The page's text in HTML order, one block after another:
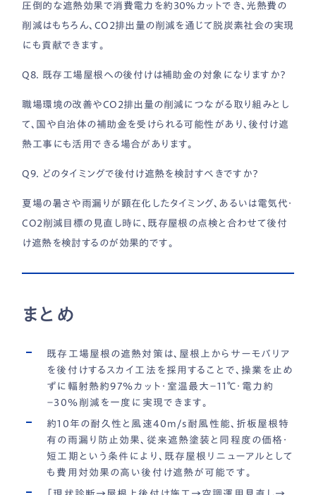
圧倒的な遮熱効果で消費電力を約30％カットでき、光熱費の
削減はもちろん、CO2排出量の削減を通じて脱炭素社会の実現
にも貢献できます。
Q8. 既存工場屋根への後付けは補助金の対象になりますか？
職場環境の改善やCO2排出量の削減につながる取り組みとし
て、国や自治体の補助金を受けられる可能性があり、後付け遮
熱工事にも活用できる場合があります。
Q9. どのタイミングで後付け遮熱を検討すべきですか？
夏場の暑さや雨漏りが顕在化したタイミング、あるいは電気代・
CO2削減目標の見直し時に、既存屋根の点検と合わせて後付
け遮熱を検討するのが効果的です。
まとめ
既存工場屋根の遮熱対策は、屋根上からサーモバリア
を後付けするスカイ工法を採用することで、操業を止め
ずに輻射熱約97％カット・室温最大−11℃・電力約
−30％削減を一度に実現できます。
約10年の耐久性と風速40m/s耐風性能、折板屋根特
有の雨漏り防止効果、従来遮熱塗装と同程度の価格・
短工期という条件により、既存屋根リニューアルとして
も費用対効果の高い後付け遮熱が可能です。